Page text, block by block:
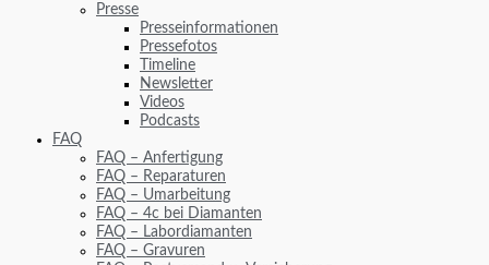
Presse
Presseinformationen
Pressefotos
Timeline
Newsletter
Videos
Podcasts
FAQ
FAQ – Anfertigung
FAQ – Reparaturen
FAQ – Umarbeitung
FAQ – 4c bei Diamanten
FAQ – Labordiamanten
FAQ – Gravuren